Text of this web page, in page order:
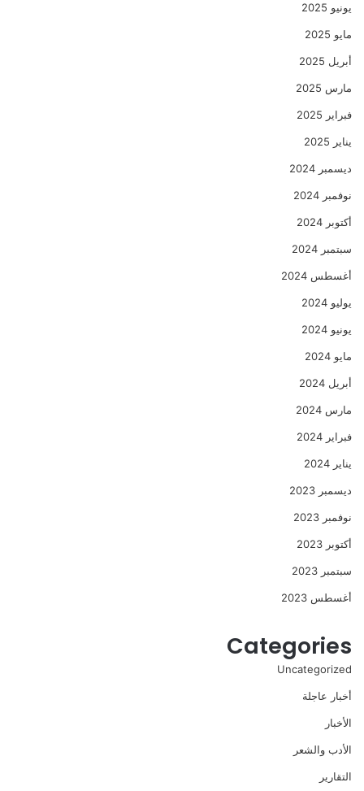
يونيو 2025
مايو 2025
أبريل 2025
مارس 2025
فبراير 2025
يناير 2025
ديسمبر 2024
نوفمبر 2024
أكتوبر 2024
سبتمبر 2024
أغسطس 2024
يوليو 2024
يونيو 2024
مايو 2024
أبريل 2024
مارس 2024
فبراير 2024
يناير 2024
ديسمبر 2023
نوفمبر 2023
أكتوبر 2023
سبتمبر 2023
أغسطس 2023
Categories
Uncategorized
أخبار عاجلة
الأخبار
الأدب والشعر
التقارير